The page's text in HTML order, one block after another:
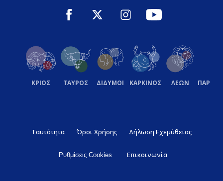
ΚΡΙΟΣ ΤΑΥΡΟΣ ΔΙΔΥΜΟΙ ΚΑΡΚΙΝΟΣ ΛΕΩΝ
Ταυτότητα Όροι Χρήσης Δήλωση Εχεμύθειας
Ρυθμίσεις Cookies Επικοινωνία